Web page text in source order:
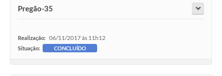
Portarias
PPA 2026-2029
Pregão-35
Realização: 06/11/2017 às 11h12
Situação: CONCLUÍDO